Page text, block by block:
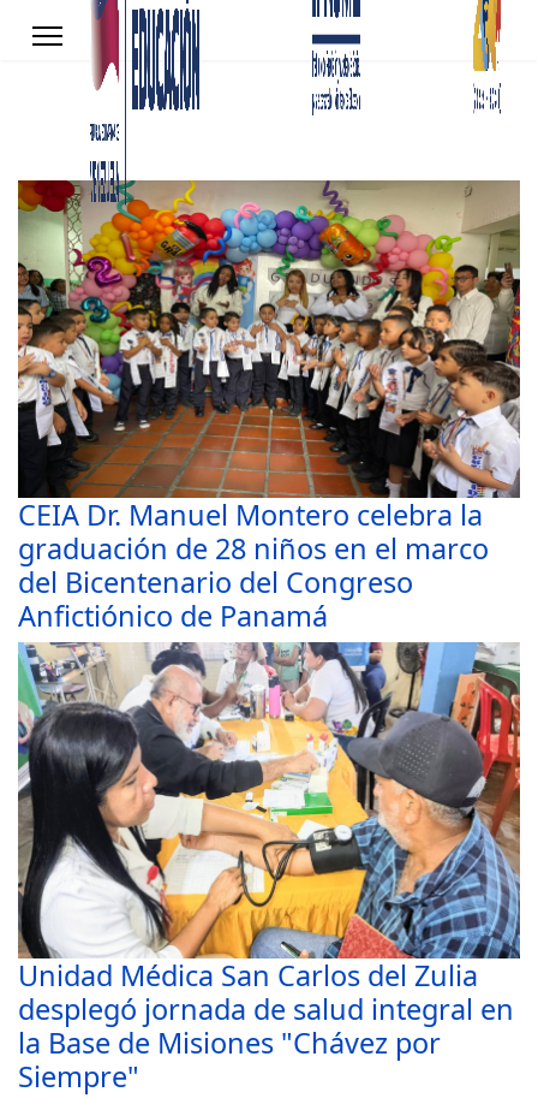
CEIA Dr. Manuel Montero celebra la
graduación de 28 niños en el marco
del Bicentenario del Congreso
Anfictiónico de Panamá
Unidad Médica San Carlos del Zulia
desplegó jornada de salud integral en
la Base de Misiones "Chávez por
Siempre"